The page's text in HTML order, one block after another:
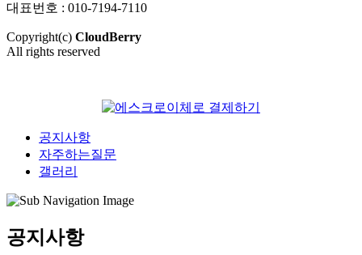
대표번호 : 010-7194-7110
Copyright(c) CloudBerry
All rights reserved
공지사항
자주하는질문
갤러리
공지사항